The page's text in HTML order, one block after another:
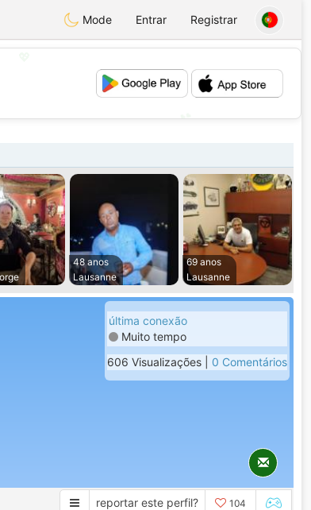
Mode Entrar Registrar
48 anos
Lausanne
69 anos
Lausanne
última conexão
Muito tempo
606 Visualizações | 0 Comentários
reportar este perfil? 104